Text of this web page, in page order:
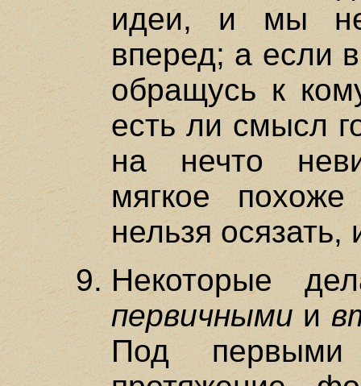
идеи, и мы
вперед; а если
обращусь к
есть ли смысл
на нечто
мягкое
нельзя осязать,
Некоторые
первичными и
Под первыми